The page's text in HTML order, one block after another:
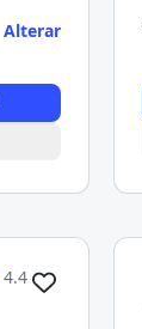
Alterar
4.4